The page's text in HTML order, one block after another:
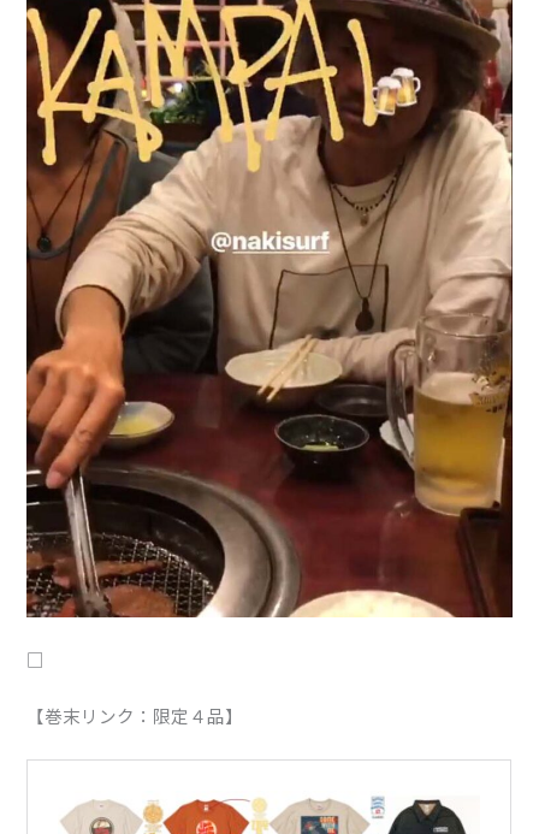
□
【巻末リンク：限定４品】